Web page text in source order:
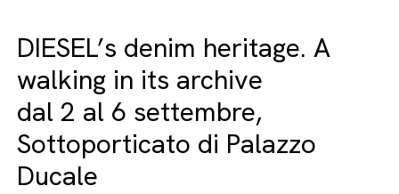
DIESEL’s denim heritage. A
walking in its archive
dal 2 al 6 settembre,
Sottoporticato di Palazzo
Ducale